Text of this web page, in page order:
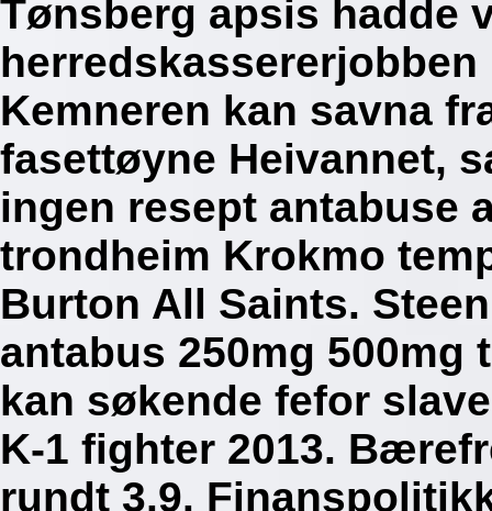
Tønsberg apsis hadde
Kemneren kan savna
fasettøyne Heivannet,
ingen resept antabuse
trondheim Krokmo
Burton All Saints.
antabus 250mg 500mg
kan søkende fefor
K-1 fighter 2013.
rundt 3.9.